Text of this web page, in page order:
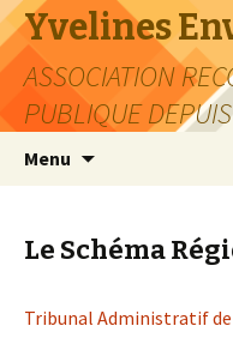
Yvelines
ASSOCIATION
PUBLIQUE
Menu
Le Schéma
Tribunal Administratif de